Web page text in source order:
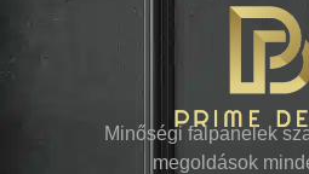
Minőségi falpanelek
megoldások